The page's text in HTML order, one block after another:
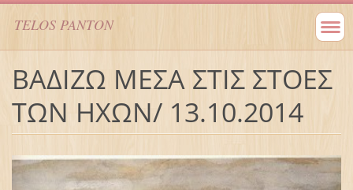
TELOS PANTON
ΒΑΔΙΖΩ ΜΕΣΑ ΣΤΙΣ ΣΤΟΕΣ
ΤΩΝ ΗΧΩΝ/ 13.10.2014